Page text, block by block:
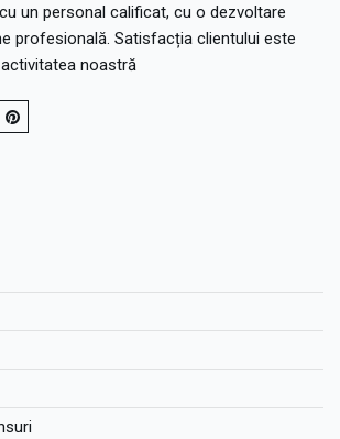
un personal calificat, cu o dezvoltare
profesională. Satisfacția clientului este
noastră